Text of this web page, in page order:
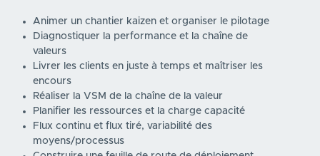
Animer un chantier kaizen et organiser le pilotage
Diagnostiquer la performance et la chaîne de
valeurs
Livrer les clients en juste à temps et maîtriser les
encours
Réaliser la VSM de la chaîne de la valeur
Planifier les ressources et la charge capacité
Flux continu et flux tiré, variabilité des
moyens/processus